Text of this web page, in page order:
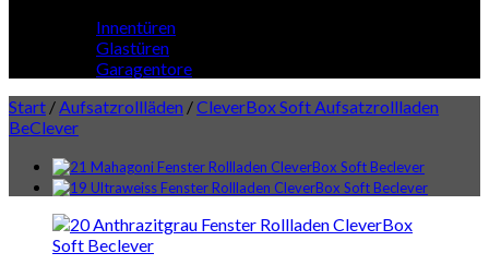
Innentüren
Glastüren
Garagentore
Start / Aufsatzrollläden /CleverBox Soft Aufsatzrollladen
BeClever